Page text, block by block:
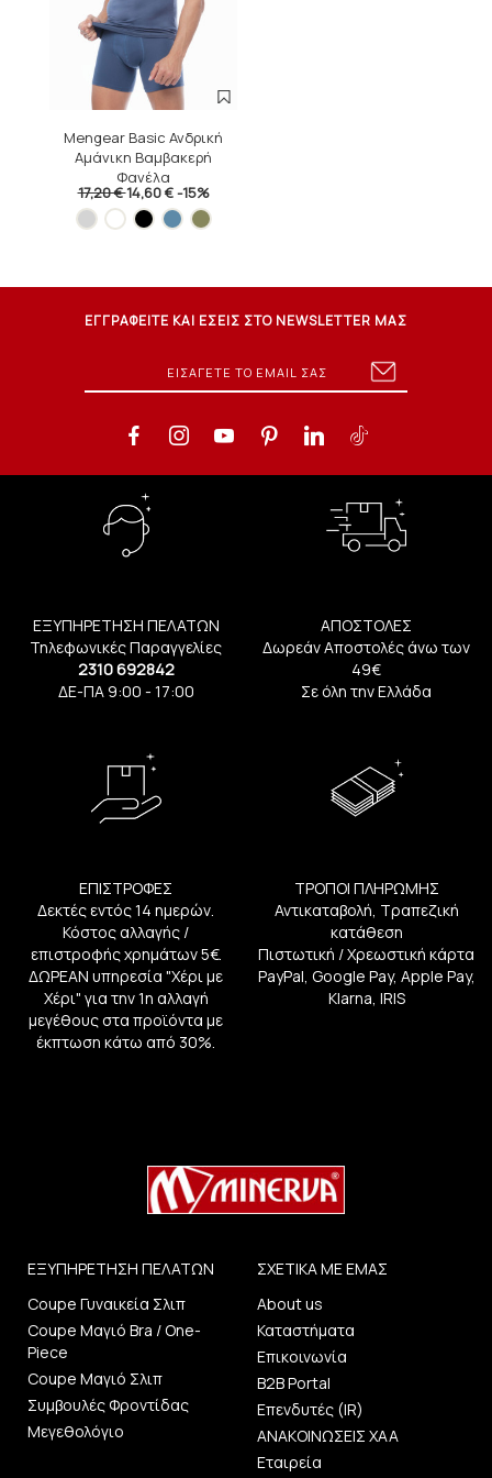
Mengear Basic Ανδρική
Αμάνικη Βαμβακερή
Φανέλα
17,20 €14,60 €-15%
ΕΓΓΡΑΦΕΙΤΕ ΚΑΙ ΕΣΕΙΣ ΣΤΟ NEWSLETTER ΜΑΣ
ΕΞΥΠΗΡΕΤΗΣΗ ΠΕΛΑΤΩΝ
Τηλεφωνικές Παραγγελίες
2310 692842
ΔΕ-ΠΑ 9:00 - 17:00
ΑΠΟΣΤΟΛΕΣ
Δωρεάν Αποστολές άνω των
49€
Σε όλη την Ελλάδα
ΕΠΙΣΤΡΟΦΕΣ
Δεκτές εντός 14 ημερών.
Κόστος αλλαγής /
επιστροφής χρημάτων 5€.
ΔΩΡΕΑΝ υπηρεσία "Χέρι με
Χέρι" για την 1η αλλαγή
μεγέθους στα προϊόντα με
έκπτωση κάτω από 30%.
ΤΡΟΠΟΙ ΠΛΗΡΩΜΗΣ
Αντικαταβολή, Τραπεζική
κατάθεση
Πιστωτική / Χρεωστική κάρτα
PayPal, Google Pay, Apple Pay,
Klarna, IRIS
ΕΞΥΠΗΡΕΤΗΣΗ ΠΕΛΑΤΩΝ
Coupe Γυναικεία Σλιπ
Coupe Μαγιό Bra / One-
Piece
Coupe Μαγιό Σλιπ
Συμβουλές Φροντίδας
Μεγεθολόγιο
ΣΧΕΤΙΚΑ ΜΕ ΕΜΑΣ
About us
Καταστήματα
Επικοινωνία
B2B Portal
Επενδυτές (IR)
ΑΝΑΚΟΙΝΩΣΕΙΣ ΧΑΑ
Εταιρεία